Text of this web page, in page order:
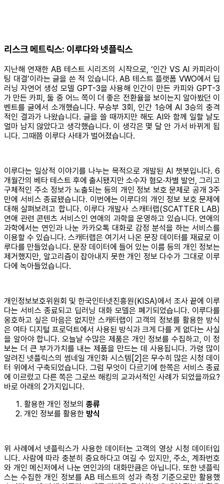
리스크 메트릭스: 이루다와 넷플릭스
지난해 연재한 AB 테스트 시리즈의 시작으로, ‘인간 VS AI 카피라이
팅 대결’이라는 글을 쓴 적 있습니다. AB 테스트 플랫폼 VWO에서 딥
러닝 자연어 생성 모델 GPT-3을 사용해 인간이 만든 카피와 GPT-3
가 만든 카피, 둘 중 어느 쪽이 더 좋은 전환율을 보이는지 알아봤던 이
벤트를 글에서 소개했습니다. 무승부 3회, 인간 1승에 AI 3승의 충격
적인 결과가 나왔습니다. 글을 쓸 때까지만 해도 AI와 함께 일할 날도
얼마 남지 않았다고 생각했습니다. 이 생각은 몇 달 안 가서 바뀌게 됩
니다. 그때쯤 이루다 사태가 벌어졌습니다.
이루다는 일상적 이야기를 나누는 목적으로 개발된 AI 챗봇입니다. 6
개월간의 베타 테스트 후에 출시됐지만 소수자 혐오·차별 발언, 그리고
구체적인 주소 정보가 노출되는 등의 개인 정보 보호 문제로 공개 3주
만에 서비스 종료됐습니다. 이번에는 이루다의 개인 정보 보호 문제에
대해 살펴보려고 합니다. 이루다 개발사 스캐터랩(SCATTER LAB)
연애 관련 콘텐츠 서비스인 연애의 과학을 운영하고 있습니다. 연애의
과학에서는 연인과 나눈 카카오톡 대화로 감정 분석을 하는 서비스를
이용할 수 있습니다. 스캐터랩은 여기서 나온 문장 데이터를 재료로 이
루다를 만들었습니다. 문장 데이터에 들어 있는 이름 등의 개인 정보는
제거했지만, 알고리즘이 잡아내지 못한 개인 정보 다수가 그대로 이루
다에 녹아들었습니다.
개인정보보호위원회 및 한국인터넷진흥원(KISA)에서 조사 끝에 이루
다는 서비스 종료되고 딥러닝 대화 모델은 폐기되었습니다. 이루다를
옹호하고 싶은 마음은 없지만 스캐터랩이 고객의 정보를 활용한 방식
은 여타 디지털 프로덕트에서 사용된 방식과 크게 다를 게 없다는 사실
을 알아야 합니다. 오늘날 수많은 제품은 개인 정보를 수집하고, 이 정
보는 더 큰 부가가치를 내는 제품을 만드는 데 사용됩니다. 가령 많이
알려진 넷플릭스의 썸네일 개인화 시스템[2]은 무수히 많은 시청 데이
터 위에서 구축되었습니다. 그럼 무엇이 다르기에 한쪽은 서비스 종료
에 이르렀고 다른 쪽은 그로쓰 해킹의 교과서적인 사례가 되었을까요?
바로 아래의 2가지입니다.
활용한 개인 정보의 종류
개인 정보를 활용한 방식
위 사례에서 넷플릭스가 사용한 데이터는 고객의 영상 시청 데이터입
니다. 사람에 따라 충분히 중요하다고 여길 수 있지만, 주소, 계좌번호
와 개인 메신저에서 나눈 연인과의 대화만큼은 아닙니다. 또한 넷플릭
스는 수집한 개인 정보를 AB 테스트의 성과 측정 기준으로만 활용했